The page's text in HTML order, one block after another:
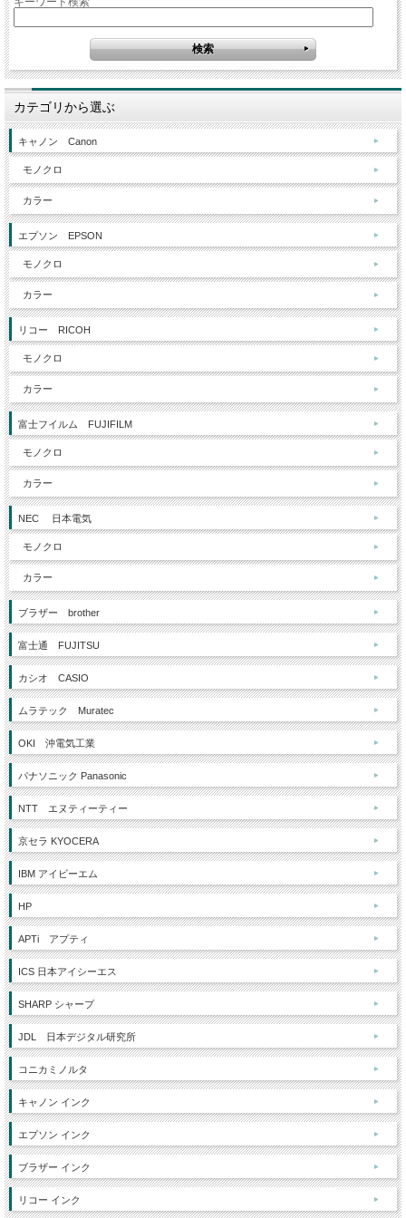
カテゴリから選ぶ
キャノン Canon
モノクロ
カラー
エプソン EPSON
モノクロ
カラー
リコー RICOH
モノクロ
カラー
富士フイルム FUJIFILM
モノクロ
カラー
NEC 日本電気
モノクロ
カラー
ブラザー brother
富士通 FUJITSU
カシオ CASIO
ムラテック Muratec
OKI 沖電気工業
パナソニック Panasonic
NTT エヌティーティー
京セラ KYOCERA
IBM アイビーエム
HP
APTi アプティ
ICS 日本アイシーエス
SHARP シャープ
JDL 日本デジタル研究所
コニカミノルタ
キャノン インク
エプソン インク
ブラザー インク
リコー インク